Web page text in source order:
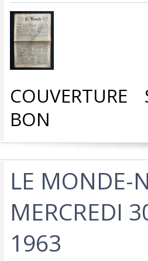
BON‎
‎LE MONDE-
MERCREDI
1963‎